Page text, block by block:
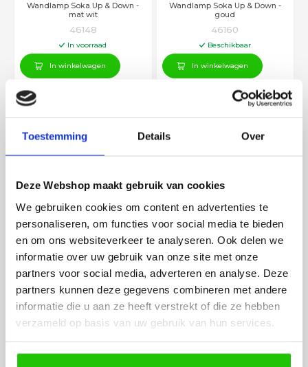
Toestemming Details Over
Deze Webshop maakt gebruik van cookies
We gebruiken cookies om content en advertenties te
personaliseren, om functies voor social media te bieden
en om ons websiteverkeer te analyseren. Ook delen we
informatie over uw gebruik van onze site met onze
partners voor social media, adverteren en analyse. Deze
partners kunnen deze gegevens combineren met andere
informatie die u aan ze heeft verstrekt of die ze hebben
verzameld op basis van uw gebruik van hun services.
Wandlamp Soka Up & Down -
mat wit
46148
In voorraad
In winkelwagen
Levertijd 6 - 12 werkdagen
Wandlamp Soka Up & Down -
goud
46160
Beschikbaar
In winkelwagen
Levertijd 6 - 12 werkdagen
Wandlamp Soka Up & Down -
koffie
Beschikbaar
In winkelwagen
Levertijd 6 - 12 werkdagen